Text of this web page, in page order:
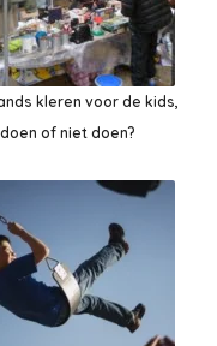
kleren voor de kids,
doen of niet doen?